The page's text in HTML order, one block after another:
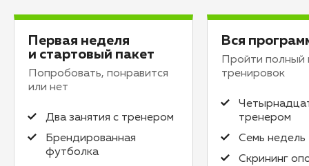
Первая неделя
и стартовый пакет
Попробовать, понравится
или нет
Два занятия с тренером
Брендированная
футболка
Вся
Пройти полный
тренировок
тренером
Семь недель
Скрининг